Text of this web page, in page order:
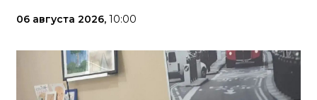
06 августа 2026, 10:00